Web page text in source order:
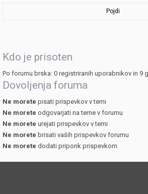
Pojdi
Kdo je prisoten
Po forumu brska: 0 registriranih uporabnikov in 9
Dovoljenja foruma
Ne morete pisati prispevkov v temi
Ne morete odgovarjati na teme v forumu
Ne morete urejati prispevkov v temi
Ne morete brisati vaših prispevkov forumu
Ne morete dodati priponk prispevkom